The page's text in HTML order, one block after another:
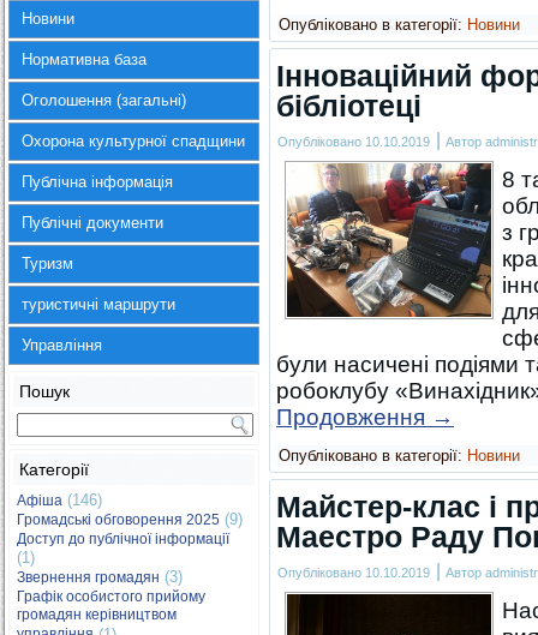
Новини
Нормативна база
Оголошення (загальні)
Охорона культурної спадщини
Публічна інформація
Публічні документи
Туризм
туристичні маршрути
Управління
Пошук
Категорії
Афіша (146)
Громадські обговорення 2025 (9)
Доступ до публічної інформації
(1)
Звернення громадян (3)
Графік особистого прийому
громадян керівництвом
Опубліковано в категорії: Новини
Інноваційний
бібліотеці
Опубліковано 10.10.2019 | Автор
8
з
були насичені подіями
робоклубу
Продовження →
Опубліковано в категорії: Новини
Майстер-клас і
Маестро Раду
Опубліковано 10.10.2019 | Автор